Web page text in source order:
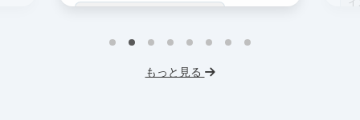
インターン生10人以上在籍 事業立案
もっと見る